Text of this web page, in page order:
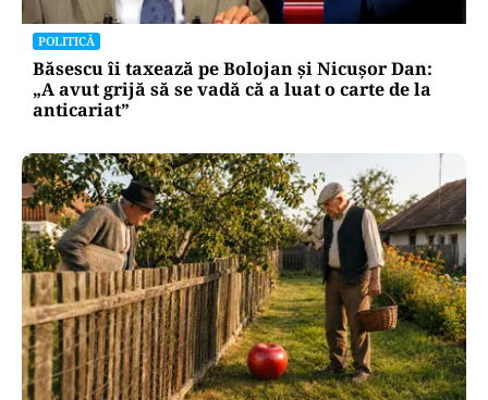
POLITICĂ
Băsescu îi taxează pe Bolojan și Nicușor Dan:
„A avut grijă să se vadă că a luat o carte de la
anticariat”